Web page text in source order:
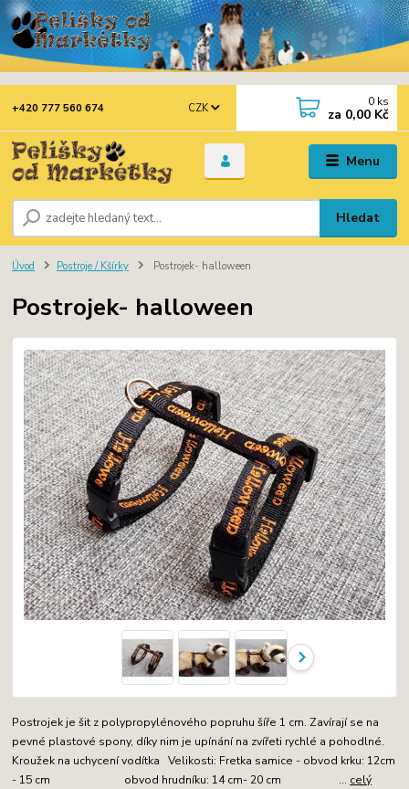
Menu
CZK
Hledat
+420 777 560 674 0 ks
za 0,00 Kč
Úvod Postroje / Kšírky Postrojek- halloween
Postrojek- halloween
Postrojek je šit z polypropylénového popruhu šíře 1 cm. Zavírají se na
pevné plastové spony, díky nim je upínání na zvířeti rychlé a pohodlné.
Kroužek na uchycení vodítka Velikosti: Fretka samice - obvod krku: 12cm
- 15 cm obvod hrudníku: 14 cm- 20 cm ... celý